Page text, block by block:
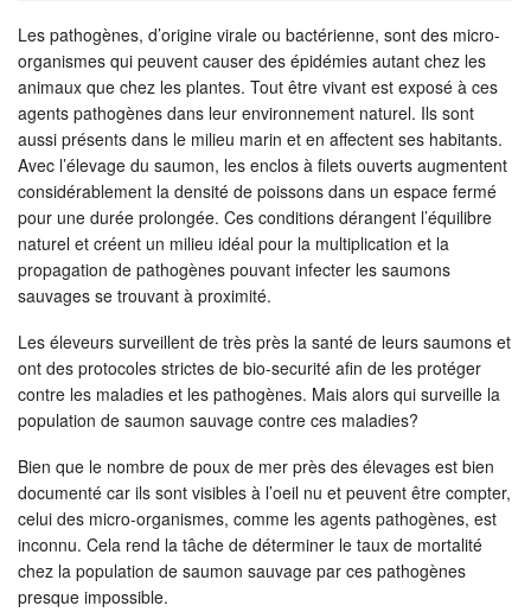
Les pathogènes, d’origine virale ou bactérienne, sont des micro-
organismes qui peuvent causer des épidémies autant chez les
animaux que chez les plantes. Tout être vivant est exposé à ces
agents pathogènes dans leur environnement naturel. Ils sont
aussi présents dans le milieu marin et en affectent ses habitants.
Avec l’élevage du saumon, les enclos à filets ouverts augmentent
considérablement la densité de poissons dans un espace fermé
pour une durée prolongée. Ces conditions dérangent l’équilibre
naturel et créent un milieu idéal pour la multiplication et la
propagation de pathogènes pouvant infecter les saumons
sauvages se trouvant à proximité.
Les éleveurs surveillent de très près la santé de leurs saumons et
ont des protocoles strictes de bio-securité afin de les protéger
contre les maladies et les pathogènes. Mais alors qui surveille la
population de saumon sauvage contre ces maladies?
Bien que le nombre de poux de mer près des élevages est bien
documenté car ils sont visibles à l’oeil nu et peuvent être compter,
celui des micro-organismes, comme les agents pathogènes, est
inconnu. Cela rend la tâche de déterminer le taux de mortalité
chez la population de saumon sauvage par ces pathogènes
presque impossible.